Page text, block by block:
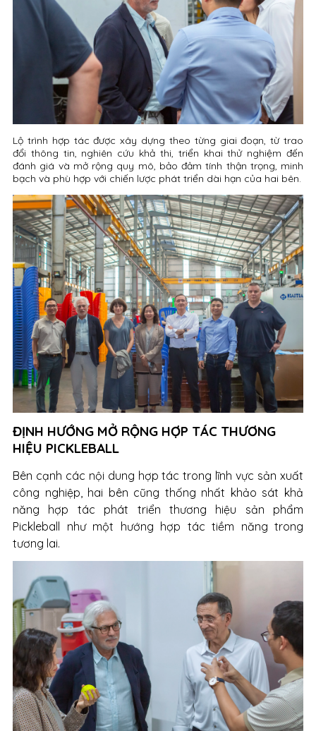
Lộ trình hợp tác được xây dựng theo từng giai đoạn, từ trao
đổi thông tin, nghiên cứu khả thi, triển khai thử nghiệm đến
đánh giá và mở rộng quy mô, bảo đảm tính thận trọng, minh
bạch và phù hợp với chiến lược phát triển dài hạn của hai bên.
ĐỊNH HƯỚNG MỞ RỘNG HỢP TÁC THƯƠNG
HIỆU PICKLEBALL
Bên cạnh các nội dung hợp tác trong lĩnh vực sản xuất
công nghiệp, hai bên cũng thống nhất khảo sát khả
năng hợp tác phát triển thương hiệu sản phẩm
Pickleball như một hướng hợp tác tiềm năng trong
tương lai.